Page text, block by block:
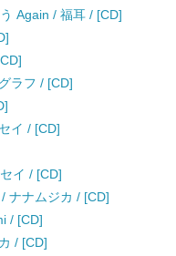
Again / 福耳 / [CD]
ラフ / [CD]
イ / [CD]
イ / [CD]
ナナムジカ / [CD]
/ [CD]
/ [CD]